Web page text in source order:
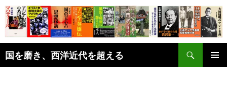
コ
ン
テ
ン
ツ
へ
国を磨き、西洋近代を超える
索